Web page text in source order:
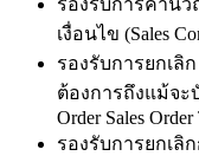
รองรับการคำน
เงื่อนไข (Sales
รองรับการยกเลิ
ต้องการถึงแม้จะ
Order Sales
รองรับการยกเลิ